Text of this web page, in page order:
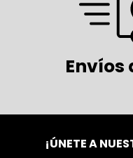
Envíos
¡ÚNETE A